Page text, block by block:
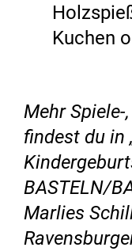
Kuchen
Mehr
findest du in
BASTELN/
Marlies